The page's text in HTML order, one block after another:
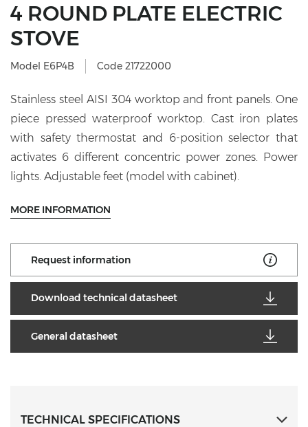
4 ROUND PLATE ELECTRIC
STOVE
Model E6P4B Code 21722000
Stainless steel AISI 304 worktop and front panels. One
piece pressed waterproof worktop. Cast iron plates
with safety thermostat and 6-position selector that
activates 6 different concentric power zones. Power
lights. Adjustable feet (model with cabinet).
MORE INFORMATION
Request information
Download technical datasheet
General datasheet
TECHNICAL SPECIFICATIONS